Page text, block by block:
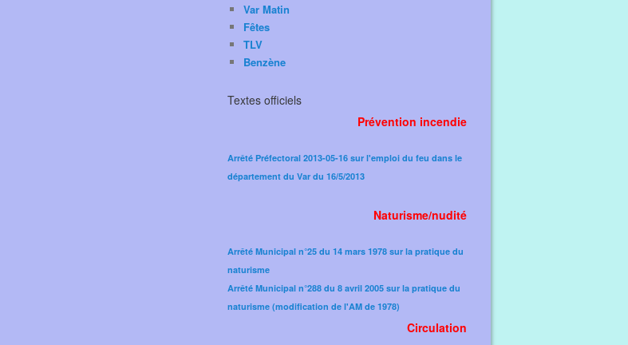
Var Matin
Fêtes
TLV
Benzène
Textes officiels
Prévention incendie
Arrêté Préfectoral 2013-05-16 sur l'emploi du feu dans le
département du Var du 16/5/2013
Naturisme/nudité
Arrêté Municipal n°25 du 14 mars 1978 sur la pratique du
naturisme
Arrêté Municipal n°288 du 8 avril 2005 sur la pratique du
naturisme (modification de l'AM de 1978)​
Circulation